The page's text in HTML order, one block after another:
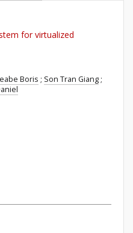
for virtualized
Boris ; Son Tran Giang ;